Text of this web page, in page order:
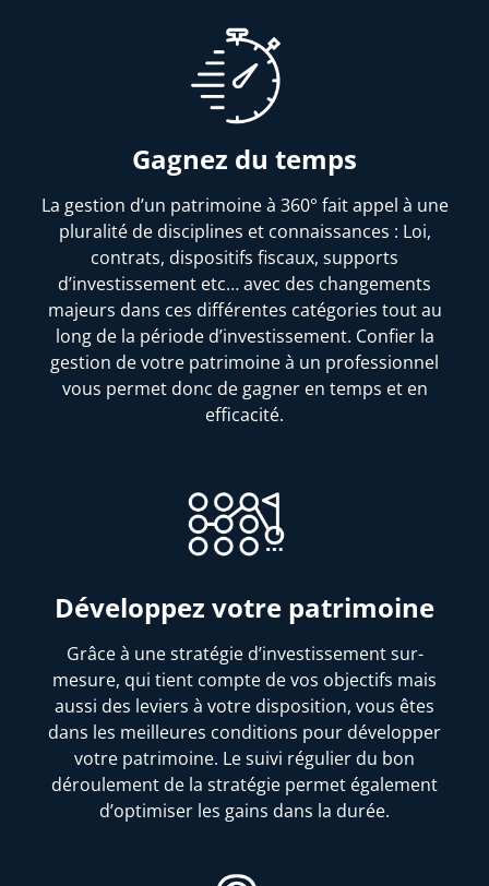
Gagnez du temps
La gestion d’un patrimoine à 360° fait appel à une
pluralité de disciplines et connaissances : Loi,
contrats, dispositifs fiscaux, supports
d’investissement etc… avec des changements
majeurs dans ces différentes catégories tout au
long de la période d’investissement. Confier la
gestion de votre patrimoine à un professionnel
vous permet donc de gagner en temps et en
efficacité.
Développez votre patrimoine
Grâce à une stratégie d’investissement sur-
mesure, qui tient compte de vos objectifs mais
aussi des leviers à votre disposition, vous êtes
dans les meilleures conditions pour développer
votre patrimoine. Le suivi régulier du bon
déroulement de la stratégie permet également
d’optimiser les gains dans la durée.